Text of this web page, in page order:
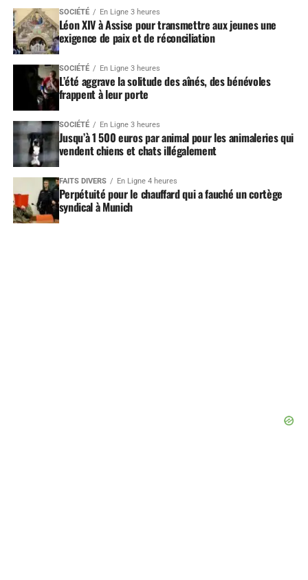
SOCIÉTÉ En Ligne 3 heures
Léon XIV à Assise pour transmettre aux jeunes une
exigence de paix et de réconciliation
SOCIÉTÉ En Ligne 3 heures
L’été aggrave la solitude des aînés, des bénévoles
frappent à leur porte
SOCIÉTÉ En Ligne 3 heures
Jusqu’à 1 500 euros par animal pour les animaleries qui
vendent chiens et chats illégalement
FAITS DIVERS En Ligne 4 heures
Perpétuité pour le chauffard qui a fauché un cortège
syndical à Munich